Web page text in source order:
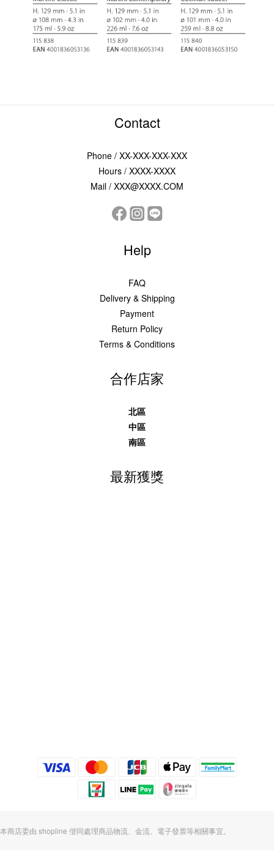
Contact
Phone / XX-XXX-XXX-XXX
Hours / XXXX-XXXX
Mail / XXX@XXXX.COM
Help
FAQ
Delivery & Shipping
Payment
Return Policy
Terms & Conditions
合作店家
北區
中區
南區
最新獲獎
本商店委由 shopline 偕同處理商品物流、金流、電子發票等相關事宜。